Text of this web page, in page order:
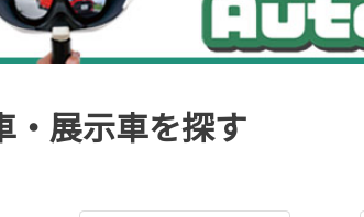
・展示車を探す